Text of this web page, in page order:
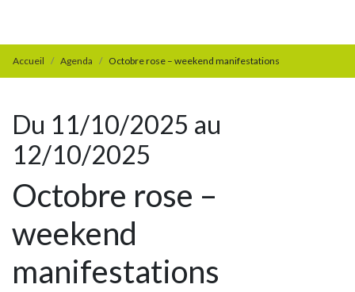
Accueil Agenda Octobre rose – weekend manifestations
Du 11/10/2025 au
12/10/2025
Octobre rose –
weekend
manifestations